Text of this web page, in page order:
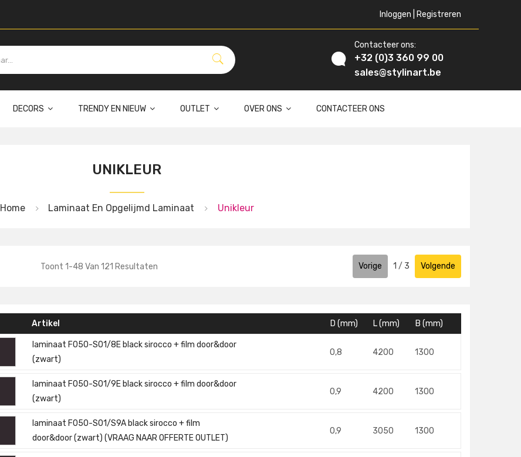
Inloggen | Registreren
Contacteer ons:
+32 (0)3 360 99 00
sales@stylinart.be
DECORS TRENDY EN NIEUW OUTLET OVER ONS CONTACTEER ONS
UNIKLEUR
Home Laminaat En Opgelijmd Laminaat Unikleur
Toont 1-48 Van 121 Resultaten Vorige 1 / 3 Volgende
Artikel D (mm) L (mm) B (mm)
laminaat F050-S01/8E black sirocco + film door&door
(zwart)
0,8 4200 1300
laminaat F050-S01/9E black sirocco + film door&door
(zwart)
0,9 4200 1300
laminaat F050-S01/S9A black sirocco + film
door&door (zwart) (VRAAG NAAR OFFERTE OUTLET)
0,9 3050 1300